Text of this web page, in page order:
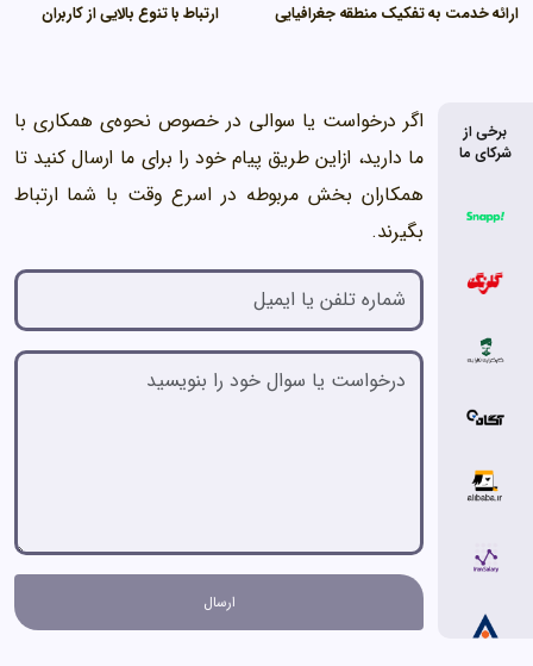
ارائه خدمت به تفکیک منطقه جغرافیایی ارتباط با تنوع بالایی از کاربران
برخی از
شرکای ما
اگر درخواست یا سوالی در خصوص نحوه‌ی همکاری با
ما دارید، ازاین طریق پیام خود را برای ما ارسال کنید تا
همکاران بخش مربوطه در اسرع وقت با شما ارتباط
بگیرند.